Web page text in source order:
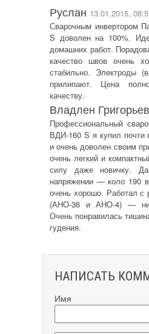
Руслан 13.01.2015,
Сварочным инвертором
S доволен на 100%.
домашних работ.
качество швов очень
стабильно. Электроды
прилипают. Цена
качеству.
Владлен
Профессиональный
ВДИ-160 S я купил почти
и очень доволен своим
очень легкий и
силу даже новичку.
напряжении — коло 190
очень хорошо. Работал с
(АНО-36 и АНО-4) — ни
Очень понравилась
гудения.
НАПИСАТЬ
Имя